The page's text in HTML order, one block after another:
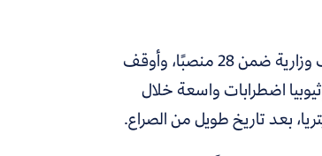
أقر أحمد تغييرًا وزاريًّا لم تعتد البلاد مثله من قبل، فقد شغلت النساء فيه 10 مناصب وزارية ضمن 28 منصبًا، وأوقف
اضطرابات واسعة خلال
، بعد تاريخ طويل من الصراع.